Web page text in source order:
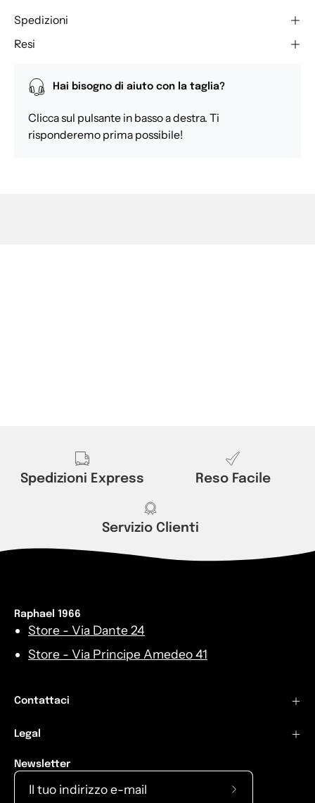
Spedizioni
Resi
Hai bisogno di aiuto con la taglia?
Clicca sul pulsante in basso a destra. Ti
risponderemo prima possibile!
Spedizioni Express Reso Facile
Servizio Clienti
Raphael 1966
Store - Via Dante 24
Store - Via Principe Amedeo 41
Contattaci
Legal
Newsletter
Iscriviti